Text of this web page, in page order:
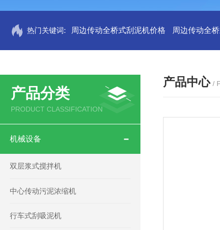
热门关键词: 周边传动全桥式刮泥机价格 周边传动全
产品分类
PRODUCT CLASSIFICATION
机械设备
双层浆式搅拌机
中心传动污泥浓缩机
行车式刮吸泥机
产品中心 /